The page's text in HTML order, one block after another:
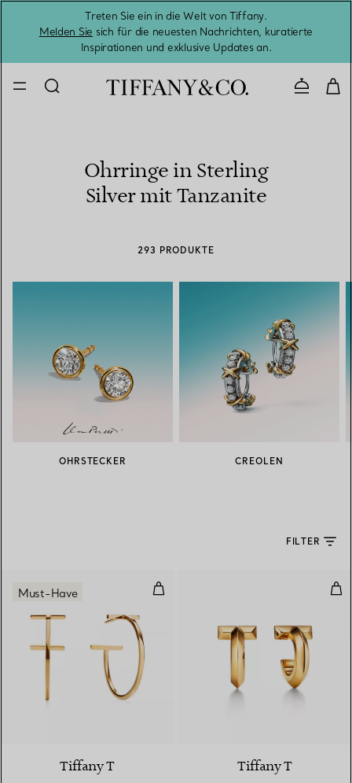
Treten Sie ein in die Welt von Tiffany.
Melden Sie sich für die neuesten Nachrichten, kuratierte
Inspirationen und exklusive Updates an.
Ohrringe in Sterling
Silver mit Tanzanite
293 PRODUKTE
OHRSTECKER CREOLEN
FILTER
Creolen in Gelbgold
Must-Have
Tiffany T
T
Tiffany T